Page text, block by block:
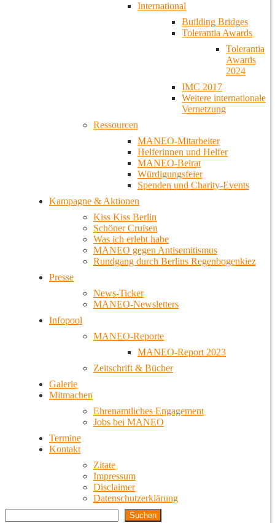
International
Building Bridges
Tolerantia Awards
Tolerantia
Awards
2024
IMC 2017
Weitere internationale
Vernetzung
Ressourcen
MANEO-Mitarbeiter
Helferinnen und Helfer
MANEO-Beirat
Würdigungsfeier
Spenden und Charity-Events
Kampagne & Aktionen
Kiss Kiss Berlin
Schöner Cruisen
Was ich erlebt habe
MANEO gegen Antisemitismus
Rundgang durch Berlins Regenbogenkiez
Presse
News-Ticker
MANEO-Newsletters
Infopool
MANEO-Reporte
MANEO-Report 2023
Zeitschrift & Bücher
Galerie
Mitmachen
Ehrenamtliches Engagement
Jobs bei MANEO
Termine
Kontakt
Zitate
Impressum
Disclaimer
Datenschutzerklärung
Suchen